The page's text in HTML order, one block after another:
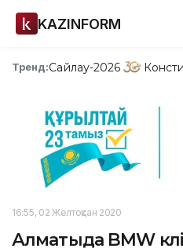
KAZINFORM
Тренд:Сайлау-2026
16:55, 02 Желтоқсан 2020
Алматыда BMW